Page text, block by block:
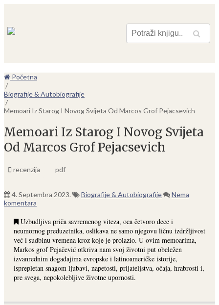
Pretraga
Početna
/
Biografije & Autobiografije
/
Memoari Iz Starog I Novog Svijeta Od Marcos Grof Pejacsevich
Memoari Iz Starog I Novog Svijeta
Od Marcos Grof Pejacsevich
recenzija pdf
4. Septembra 2023. Biografije & Autobiografije
Nema
komentara
Uzbudljiva priča savremenog viteza, oca četvoro dece i
neumornog preduzetnika, oslikava ne samo njegovu ličnu izdržljivost
već i sudbinu vremena kroz koje je prolazio. U ovim memoarima,
Markos grof Pejačević otkriva nam svoj životni put obeležen
izvanrednim događajima evropske i latinoameričke istorije,
isprepletan snagom ljubavi, napetosti, prijateljstva, očaja, hrabrosti i,
pre svega, nepokolebljive životne upornosti.